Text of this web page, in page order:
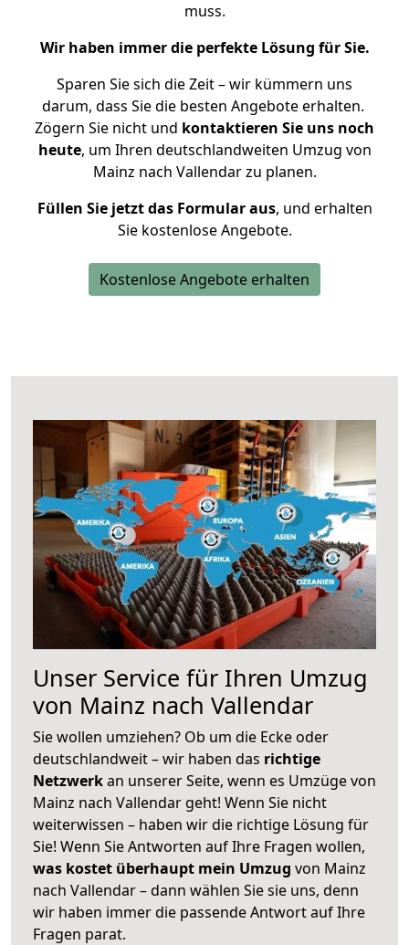
muss.
Wir haben immer die perfekte Lösung für Sie.
Sparen Sie sich die Zeit – wir kümmern uns
darum, dass Sie die besten Angebote erhalten.
Zögern Sie nicht und kontaktieren Sie uns noch
heute, um Ihren deutschlandweiten Umzug von
Mainz nach Vallendar zu planen.
Füllen Sie jetzt das Formular aus, und erhalten
Sie kostenlose Angebote.
Kostenlose Angebote erhalten
Unser Service für Ihren Umzug
von Mainz nach Vallendar
Sie wollen umziehen? Ob um die Ecke oder
deutschlandweit – wir haben das richtige
Netzwerkan unserer Seite, wenn es Umzüge von
Mainz nach Vallendar geht! Wenn Sie nicht
weiterwissen – haben wir die richtige Lösung für
Sie! Wenn Sie Antworten auf Ihre Fragen wollen,
was kostet überhaupt mein Umzug von Mainz
nach Vallendar – dann wählen Sie sie uns, denn
wir haben immer die passende Antwort auf Ihre
Fragen parat.